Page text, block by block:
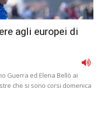
agli europei di
Guerra ed Elena Bellò ai
che si sono corsi domenica